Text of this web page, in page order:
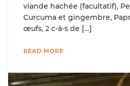
viande hachée (facultatif),
Curcuma et gingembre,
œufs, 2 c-à-s de […]
READ MORE